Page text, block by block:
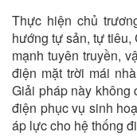
Thực hiện chủ
hướng tự sản, tự
mạnh tuyên truyền,
điện mặt trời mái
Giải pháp này không
điện phục vụ sinh
áp lực cho hệ thống